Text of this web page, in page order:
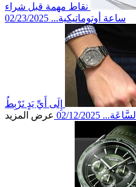
نقاط مهمة قبل شراء
ساعة أوتوماتيكية... 02/23/2025
إِلَى أَيِّ يَدٍ نَرْبِطُ
السَّاعَة... 02/12/2025